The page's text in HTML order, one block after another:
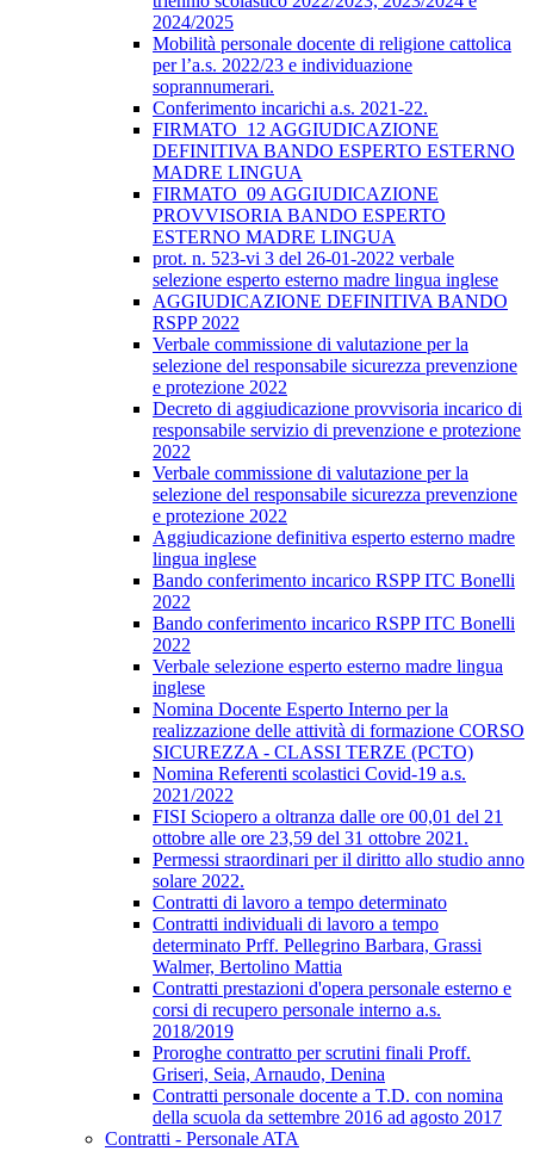
2024/2025
Mobilità personale docente di religione cattolica
per l’a.s. 2022/23 e individuazione
soprannumerari.
Conferimento incarichi a.s. 2021-22.
FIRMATO_12 AGGIUDICAZIONE
DEFINITIVA BANDO ESPERTO ESTERNO
MADRE LINGUA
FIRMATO_09 AGGIUDICAZIONE
PROVVISORIA BANDO ESPERTO
ESTERNO MADRE LINGUA
prot. n. 523-vi 3 del 26-01-2022 verbale
selezione esperto esterno madre lingua inglese
AGGIUDICAZIONE DEFINITIVA BANDO
RSPP 2022
Verbale commissione di valutazione per la
selezione del responsabile sicurezza prevenzione
e protezione 2022
Decreto di aggiudicazione provvisoria incarico di
responsabile servizio di prevenzione e protezione
2022
Verbale commissione di valutazione per la
selezione del responsabile sicurezza prevenzione
e protezione 2022
Aggiudicazione definitiva esperto esterno madre
lingua inglese
Bando conferimento incarico RSPP ITC Bonelli
2022
Bando conferimento incarico RSPP ITC Bonelli
2022
Verbale selezione esperto esterno madre lingua
inglese
Nomina Docente Esperto Interno per la
realizzazione delle attività di formazione CORSO
SICUREZZA - CLASSI TERZE (PCTO)
Nomina Referenti scolastici Covid-19 a.s.
2021/2022
FISI Sciopero a oltranza dalle ore 00,01 del 21
ottobre alle ore 23,59 del 31 ottobre 2021.
Permessi straordinari per il diritto allo studio anno
solare 2022.
Contratti di lavoro a tempo determinato
Contratti individuali di lavoro a tempo
determinato Prff. Pellegrino Barbara, Grassi
Walmer, Bertolino Mattia
Contratti prestazioni d'opera personale esterno e
corsi di recupero personale interno a.s.
2018/2019
Proroghe contratto per scrutini finali Proff.
Griseri, Seia, Arnaudo, Denina
Contratti personale docente a T.D. con nomina
della scuola da settembre 2016 ad agosto 2017
Contratti - Personale ATA